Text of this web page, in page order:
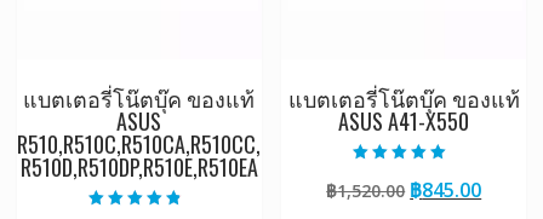
แบตเตอรี่โน๊ตบุ๊ค ของแท้
ASUS
R510,R510C,R510CA,R510CC,
R510D,R510DP,R510E,R510EA
แบตเตอรี่โน๊ตบุ๊ค ของแท้
ASUS A41-X550
5.00
ตั้งแต่ 1-5
฿1,520.00 Original
฿845.00